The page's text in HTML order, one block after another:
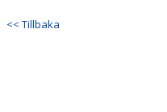
<< Tillbaka